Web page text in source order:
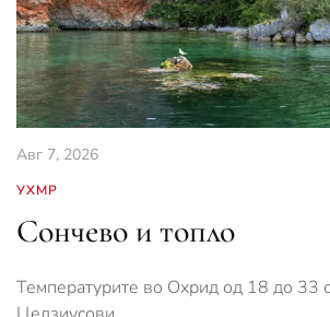
Авг 7, 2026
УХМР
Сончево и топло
Температурите во Охрид од 18 до 33